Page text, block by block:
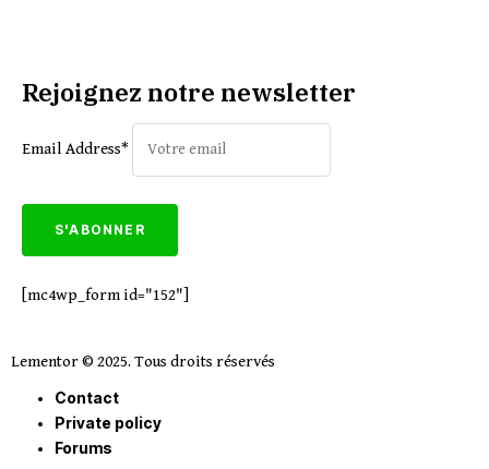
Rejoignez notre newsletter
Email Address*
[mc4wp_form id="152"]
Lementor © 2025. Tous droits réservés
Contact
Private policy
Forums